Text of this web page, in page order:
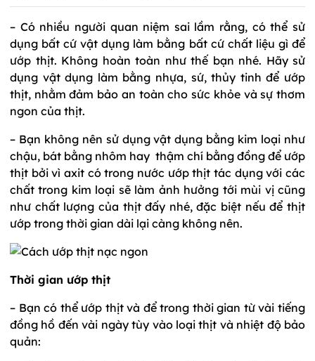
– Có nhiều người quan niệm sai lầm rằng, có thể sử
dụng bất cứ vật dụng làm bằng bất cứ chất liệu gì để
ướp thịt. Không hoàn toàn như thế bạn nhé. Hãy sử
dụng vật dụng làm bằng nhựa, sứ, thủy tinh để ướp
thịt, nhằm đảm bảo an toàn cho sức khỏe và sự thơm
ngon của thịt.
– Bạn không nên sử dụng vật dụng bằng kim loại như
chậu, bát bằng nhôm hay thậm chí bằng đồng để ướp
thịt bởi vì axit có trong nước ướp thịt tác dụng với các
chất trong kim loại sẽ làm ảnh hưởng tới mùi vị cũng
như chất lượng của thịt đấy nhé, đặc biệt nếu để thịt
ướp trong thời gian dài lại càng không nên.
Thời gian ướp thịt
– Bạn có thể ướp thịt và để trong thời gian từ vài tiếng
đồng hồ đến vài ngày tùy vào loại thịt và nhiệt độ bảo
quản: